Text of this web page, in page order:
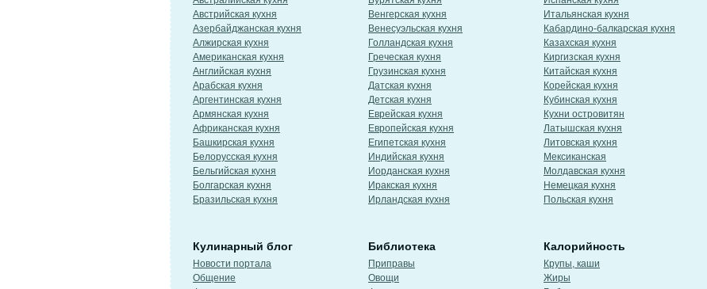
Австрийская кухня
Азербайджанская кухня
Алжирская кухня
Американская кухня
Английская кухня
Арабская кухня
Аргентинская кухня
Армянская кухня
Африканская кухня
Башкирская кухня
Белорусская кухня
Бельгийская кухня
Болгарская кухня
Бразильская кухня
Венгерская кухня
Венесуэльская кухня
Голландская кухня
Греческая кухня
Грузинская кухня
Датская кухня
Детская кухня
Еврейская кухня
Европейская кухня
Египетская кухня
Индийская кухня
Иорданская кухня
Иракская кухня
Ирландская кухня
Итальянская кухня
Кабардино-балкарская кухня
Казахская кухня
Киргизская кухня
Китайская кухня
Корейская кухня
Кубинская кухня
Кухни островитян
Латышская кухня
Литовская кухня
Мексиканская
Молдавская кухня
Немецкая кухня
Польская кухня
Кулинарный блог
Новости портала
Общение
Библиотека
Приправы
Овощи
Калорийность
Крупы, каши
Жиры